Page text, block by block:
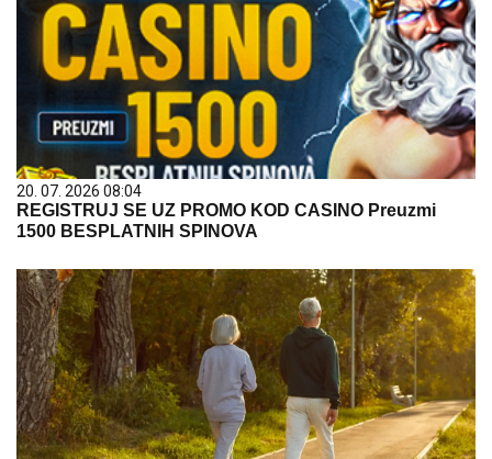
20. 07. 2026 08:04
REGISTRUJ SE UZ PROMO KOD CASINO Preuzmi
1500 BESPLATNIH SPINOVA